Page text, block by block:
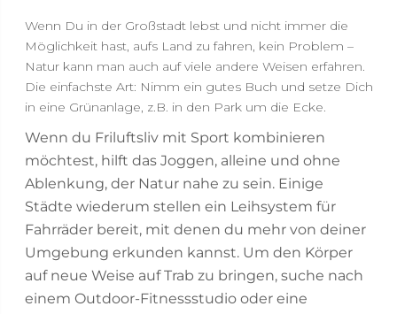
Wenn Du in der Großstadt lebst und nicht immer die
Möglichkeit hast, aufs Land zu fahren, kein Problem –
Natur kann man auch auf viele andere Weisen erfahren.
Die einfachste Art: Nimm ein gutes Buch und setze Dich
in eine Grünanlage, z.B. in den Park um die Ecke.
Wenn du Friluftsliv mit Sport kombinieren
möchtest, hilft das Joggen, alleine und ohne
Ablenkung, der Natur nahe zu sein. Einige
Städte wiederum stellen ein Leihsystem für
Fahrräder bereit, mit denen du mehr von deiner
Umgebung erkunden kannst. Um den Körper
auf neue Weise auf Trab zu bringen, suche nach
einem Outdoor-Fitnessstudio oder eine